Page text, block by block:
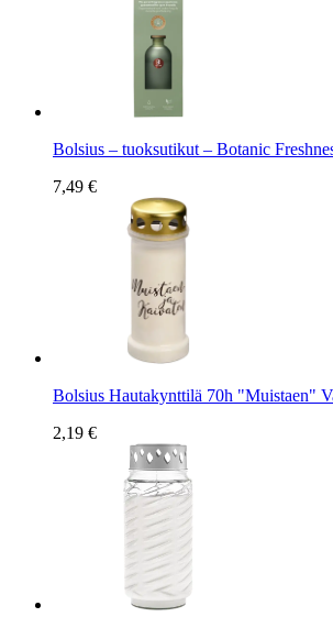
Bolsius – tuoksutikut – Botanic
7,49 €
Bolsius Hautakynttilä 70h "Muistaen"
2,19 €